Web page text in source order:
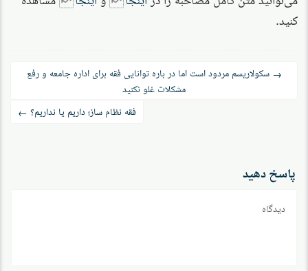
کنید.
راه‌بری
→ سکولاریسم مردود است اما در باره توانایی فقه برای اداره جامعه و رفع
مشکلات غلو نکنید
فقه نظام ساز؛ داریم یا نداریم؟ ←
پاسخ دهید